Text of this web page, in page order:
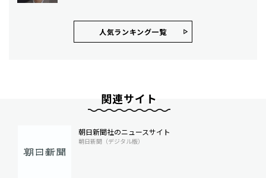
人気ランキング⼀覧
関連サイト
朝日新聞社のニュースサイト
朝日新聞（デジタル版）